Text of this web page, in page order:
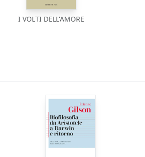
I VOLTI DELL'AMORE